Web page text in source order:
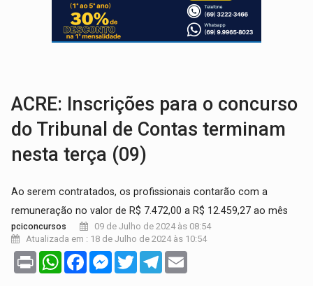
AÇÃO CONJUNTA: Forças policiais apreendem cerca de 1kg de
PF ESTÁ APURANDO: Flávio Bolsonaro escolhe Alfredo Gaspar como vice, alvo de
ACRE: Inscrições para o concurso
do Tribunal de Contas terminam
nesta terça (09)
Ao serem contratados, os profissionais contarão com a
remuneração no valor de R$ 7.472,00 a R$ 12.459,27 ao mês
pciconcursos
09 de Julho de 2024 às 08:54
Atualizada em : 18 de Julho de 2024 às 10:54
Print WhatsAppFacebookMessenger
TwitterTelegram